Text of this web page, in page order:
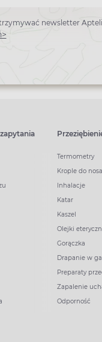
newsletter
Termometry
Krople do nosa
Inhalacje
Katar
Kaszel
Olejki
Gorączka
Drapanie w
Preparaty
Zapalenie
Odporność